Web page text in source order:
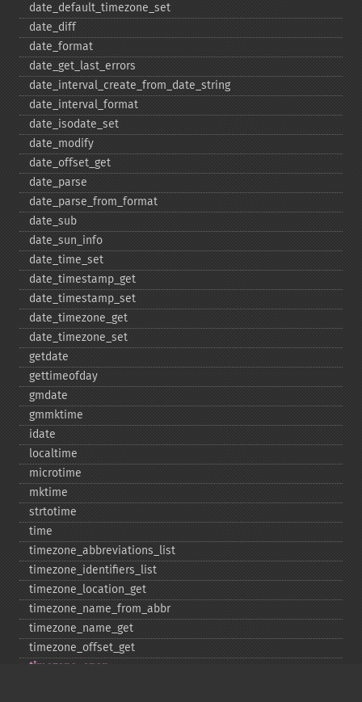
date_​default_​timezone_​set
date_​diff
date_​format
date_​get_​last_​errors
date_​interval_​create_​from_​date_​string
date_​interval_​format
date_​isodate_​set
date_​modify
date_​offset_​get
date_​parse
date_​parse_​from_​format
date_​sub
date_​sun_​info
date_​time_​set
date_​timestamp_​get
date_​timestamp_​set
date_​timezone_​get
date_​timezone_​set
getdate
gettimeofday
gmdate
gmmktime
idate
localtime
microtime
mktime
strtotime
time
timezone_​abbreviations_​list
timezone_​identifiers_​list
timezone_​location_​get
timezone_​name_​from_​abbr
timezone_​name_​get
timezone_​offset_​get
timezone_​open